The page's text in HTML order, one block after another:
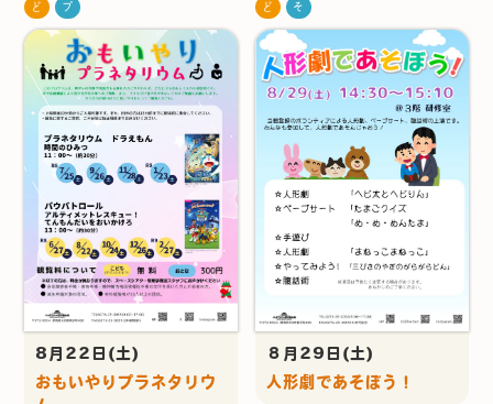
ど プ
8月22日(土)
おもいやりプラネタリウ
ど そ
８月29日(土)
人形劇であそぼう！